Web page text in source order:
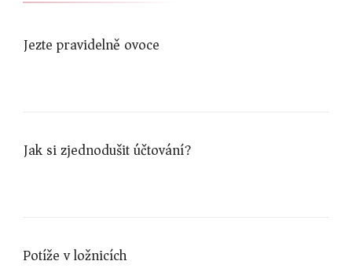
Jezte pravidelně ovoce
Jak si zjednodušit účtování?
Potíže v ložnicích